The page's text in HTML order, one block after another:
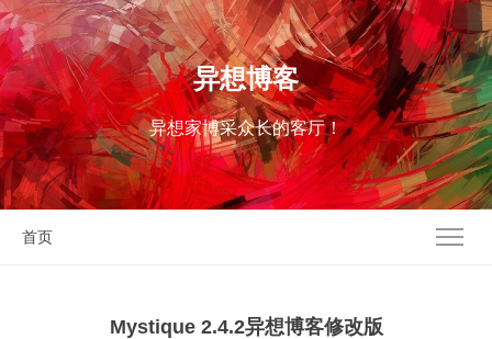
异想博客
异想家博采众长的客厅！
首页
Mystique 2.4.2异想博客修改版